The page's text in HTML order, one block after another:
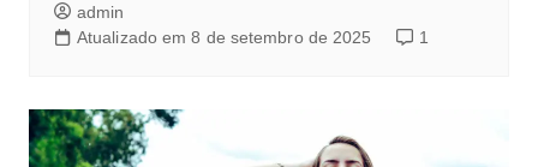
admin
Atualizado em 8 de setembro de 2025
1